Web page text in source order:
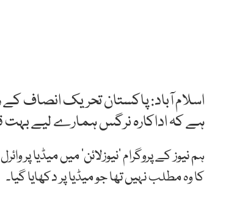
اسلام آباد: پاکستان تحریک انصاف
ہے کہ اداکارہ نرگس ہمارے لیے بہت
ہم نیوز کے پروگرام ’نیوزلائن‘ میں میڈیا
کا وہ مطلب نہیں تھا جو میڈیا پر دکھایا گیا۔